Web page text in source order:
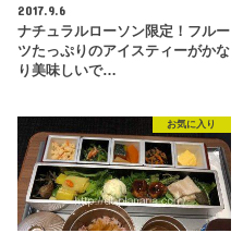
2017.9.6
ナチュラルローソン限定！フルー
ツたっぷりのアイスティーがかな
り美味しいで…
お気に入り